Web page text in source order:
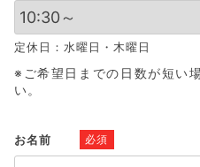
定休日：水曜日・木曜日
※ご希望日までの日数が短い
い。
お名前 必須